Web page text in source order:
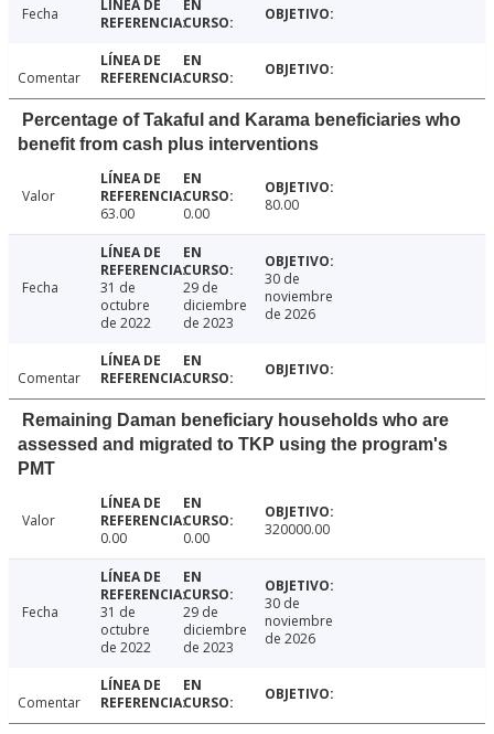
Fecha
Comentar
Percentage of Takaful and Karama beneficiaries who
benefit from cash plus interventions
Valor
63.00
0.00 80.00
Fecha
31 de
octubre
de 2022
29 de
diciembre
de 2023
30 de
noviembre
de 2026
Comentar
Remaining Daman beneficiary households who are
assessed and migrated to TKP using the program's
PMT
Valor
0.00
0.00 320000.00
Fecha
31 de
octubre
de 2022
29 de
diciembre
de 2023
30 de
noviembre
de 2026
Comentar